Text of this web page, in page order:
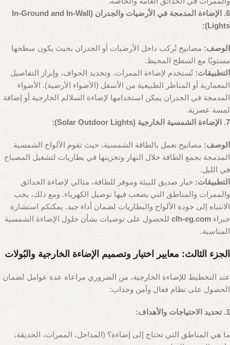
6. الإضاءة المدمجة في الأرضيات والجدران (In-Ground and In-Wall
Lights):
الوصف: مصابيح تُركب داخل الأرضيات أو الجدران بحيث يكون سطحها
مستويًا مع السطح المحيط.
التطبيقات: تُستخدم لإضاءة الممرات، وتحديد الحواف، وإبراز التفاصيل
المعمارية أو المناظر الطبيعية من الأسفل (الأضواء الأرضية). الأضواء
المدمجة في الجدران يمكن استخدامها لإضاءة السلالم الخارجية أو إضافة
لمسة عصرية.
7. الإضاءة الشمسية الخارجية (Solar Outdoor Lights):
الوصف: مصابيح تعمل بالطاقة الشمسية، حيث تقوم الألواح الشمسية
المدمجة بجمع الطاقة خلال النهار وتخزينها في بطاريات لتشغيل المصباح
في الليل.
التطبيقات: خيار صديق للبيئة وموفر للطاقة، مثالي لإضاءة الحدائق
والممرات والمناطق التي يصعب فيها توصيل الكهرباء. ومع ذلك، يجب
الانتباه إلى جودة الألواح والبطاريات لضمان أداء جيد. يمكنكم استشارة
خبراء clh-eg.com للحصول على توصيات بشأن حلول الإضاءة الشمسية
المناسبة.
الجزء الثالث: معايير اختيار وتصميم الإضاءة الخارجية والبُولات
عند التخطيط للإضاءة الخارجية، من الضروري مراعاة عدة عوامل لضمان
الحصول على نظام فعال وآمن وجذاب:
1. تحديد الاحتياجات والأهداف:
ما هي المناطق التي تحتاج إلى إضاءة؟ (المداخل، الممرات، الحديقة،